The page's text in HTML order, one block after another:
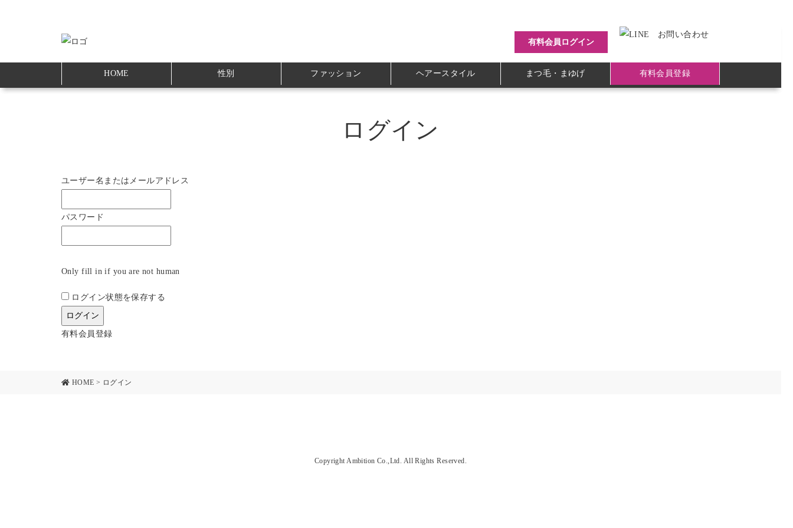
有料会員ログイン
HOME 性別 ファッション ヘアースタイル まつ毛・まゆげ 有料会員登録
ログイン
ユーザー名またはメールアドレス
パスワード
Only fill in if you are not human
ログイン状態を保存する
有料会員登録
HOME > ログイン
Copyright Ambition Co.,Ltd. All Rights Reserved.